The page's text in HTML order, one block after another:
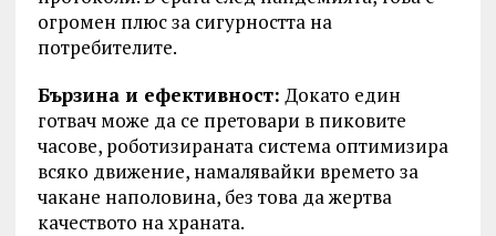
огромен плюс за сигурността на
потребителите.
Бързина и ефективност: Докато един
готвач може да се претовари в пиковите
часове, роботизираната система оптимизира
всяко движение, намалявайки времето за
чакане наполовина, без това да жертва
качеството на храната.